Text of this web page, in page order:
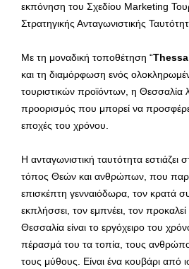
εκπόνηση του Σχεδίου Marketing
Στρατηγικής Ανταγωνιστικής
Με τη μοναδική τοποθέτηση “
και τη διαμόρφωση ενός
τουριστικών προϊόντων, η Θεσσαλία
προορισμός που μπορεί να προσφέρει
εποχές του χρόνου.
Η ανταγωνιστική ταυτότητα
τόπος Θεών και ανθρώπων, που
επισκέπτη γενναιόδωρα, τον κρατά
εκπλήσσει, τον εμπνέει, τον
Θεσσαλία είναι το εργόχειρο του
πέρασμά του τα τοπία, τους
τους μύθους. Είναι ένα κουβάρι από